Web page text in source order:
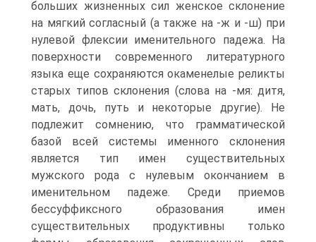
больших жизненных сил женское склонение
на мягкий согласный (а также на -ж и -ш) при
нулевой флексии именительного падежа. На
поверхности современного литературного
языка еще сохраняются окаменелые реликты
старых типов склонения (слова на -мя: дитя,
мать, дочь, путь и некоторые другие). Не
подлежит сомнению, что грамматической
базой всей системы именного склонения
является тип имен существительных
мужского рода с нулевым окончанием в
именительном падеже. Среди приемов
бессуффиксного образования имен
существительных продуктивны только